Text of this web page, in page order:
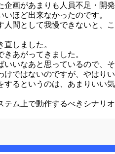
企画があまりも人員不足・開発
ほど出来なかったのです。
人間として我慢できないと、こ
しました。
あがってきました。
いいなあと思っているので、そ
けではないのですが、やはりい
するというのは、あまりいい気
ム上で動作するべきシナリオ